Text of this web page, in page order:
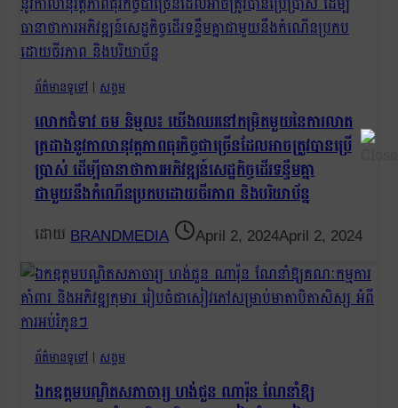
ព័ត៌មានទូទៅ | សង្គម
លោកជំទាវ ចម និម្មល៖ យើងឈរនៅកម្រិតមួយនៃការលាត
ត្រដាងនូវកាលានុវត្តភាពធុរកិច្ចជាច្រើនដែលអាចត្រូវបានប្រើ
ប្រាស់ ដើម្បីធានាថាការអភិវឌ្ឍន៍សេដ្ឋកិច្ចដើរទន្ទឹមគ្នា
ជាមួយនឹងកំណើនប្រកបដោយចីរភាព និងបរិយាប័ន្ន
BRANDMEDIA April 2, 2024April 2, 2024
ព័ត៌មានទូទៅ | សង្គម
ឯកឧត្តមបណ្ឌិតសភាចារ្យ ហង់ជួន ណារ៉ុន ណែនាំឱ្យ